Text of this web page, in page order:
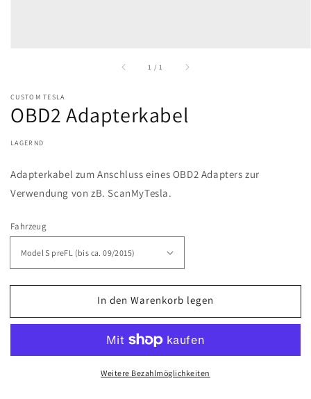
1 /von
1
CUSTOM TESLA
OBD2 Adapterkabel
LAGERND
Adapterkabel zum Anschluss eines OBD2 Adapters zur
Verwendung von zB. ScanMyTesla.
Fahrzeug
In den Warenkorb legen
Weitere Bezahlmöglichkeiten